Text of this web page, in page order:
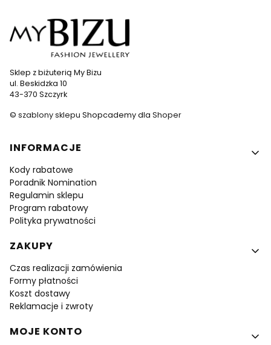
Sklep z biżuterią My Bizu
ul. Beskidzka 10
43-370 Szczyrk
© szablony sklepu Shopcademy dla Shoper
Linki w stopce
INFORMACJE
Kody rabatowe
Poradnik Nomination
Regulamin sklepu
Program rabatowy
Polityka prywatności
ZAKUPY
Czas realizacji zamówienia
Formy płatności
Koszt dostawy
Reklamacje i zwroty
MOJE KONTO